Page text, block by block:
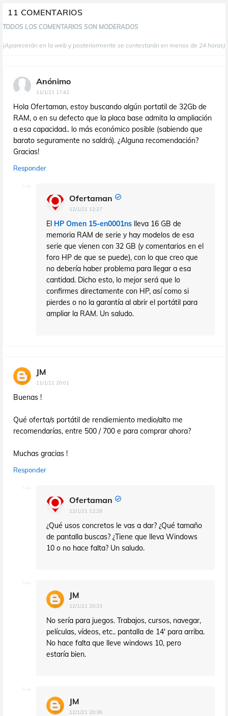
11 COMENTARIOS
TODOS LOS COMENTARIOS SON MODERADOS
(Aparecerán en la web y posteriormente se contestarán en menos de 24 horas)
Anónimo
11/1/21 17:42
Hola Ofertaman, estoy buscando algún portatil de 32Gb de
RAM, o en su defecto que la placa base admita la ampliación
a esa capacidad.. lo más económico posible (sabiendo que
barato seguramente no saldrá). ¿Alguna recomendación?
Gracias!
Responder
Ofertaman
12/1/21 12:27
El HP Omen 15-en0001ns lleva 16 GB de
memoria RAM de serie y hay modelos de esa
serie que vienen con 32 GB (y comentarios en el
foro HP de que se puede), con lo que creo que
no debería haber problema para llegar a esa
cantidad. Dicho esto, lo mejor será que lo
confirmes directamente con HP, así como si
pierdes o no la garantía al abrir el portátil para
ampliar la RAM. Un saludo.
JM
11/1/21 20:01
Buenas !
Qué oferta/s portátil de rendiemiento medio/alto me
recomendarías, entre 500 / 700 e para comprar ahora?
Muchas gracias !
Responder
Ofertaman
12/1/21 12:28
¿Qué usos concretos le vas a dar? ¿Qué tamaño
de pantalla buscas? ¿Tiene que lleva Windows
10 o no hace falta? Un saludo.
JM
12/1/21 20:33
No sería para juegos. Trabajos, cursos, navegar,
películas, vídeos, etc.. pantalla de 14' para arriba.
No hace falta que lleve windows 10, pero
estaría bien.
JM
12/1/21 20:36